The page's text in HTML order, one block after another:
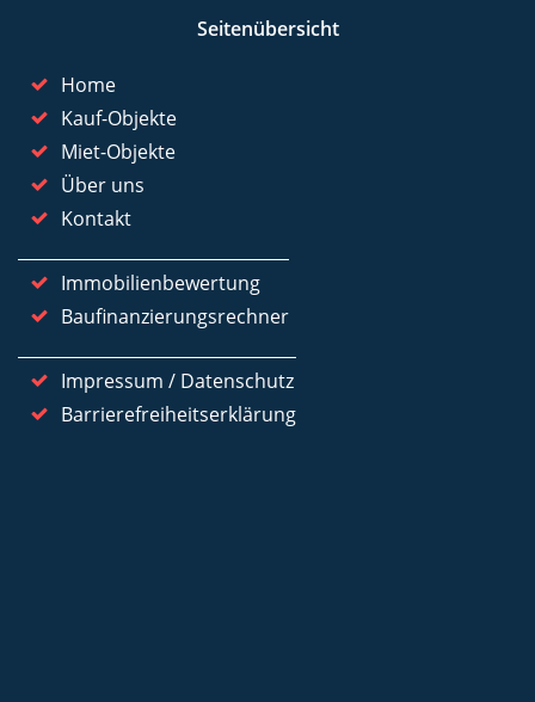
Seitenübersicht
Home
Kauf-Objekte
Miet-Objekte
Über uns
Kontakt
Immobilienbewertung
Baufinanzierungsrechner
Impressum / Datenschutz
Barrierefreiheitserklärung